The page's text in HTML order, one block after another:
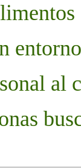
al